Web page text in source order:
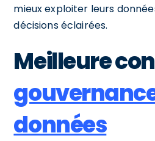
mieux exploiter leurs
décisions éclairées.
Meilleure
données